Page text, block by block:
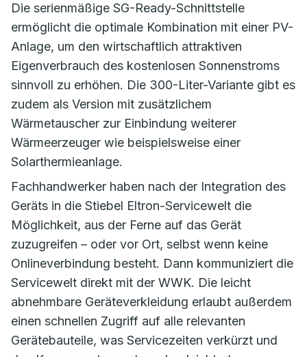
Die serienmäßige SG-Ready-Schnittstelle
ermöglicht die optimale Kombination mit einer PV-
Anlage, um den wirtschaftlich attraktiven
Eigenverbrauch des kostenlosen Sonnenstroms
sinnvoll zu erhöhen. Die 300-Liter-Variante gibt es
zudem als Version mit zusätzlichem
Wärmetauscher zur Einbindung weiterer
Wärmeerzeuger wie beispielsweise einer
Solarthermieanlage.
Fachhandwerker haben nach der Integration des
Geräts in die Stiebel Eltron-Servicewelt die
Möglichkeit, aus der Ferne auf das Gerät
zuzugreifen – oder vor Ort, selbst wenn keine
Onlineverbindung besteht. Dann kommuniziert die
Servicewelt direkt mit der WWK. Die leicht
abnehmbare Geräteverkleidung erlaubt außerdem
einen schnellen Zugriff auf alle relevanten
Gerätebauteile, was Servicezeiten verkürzt und